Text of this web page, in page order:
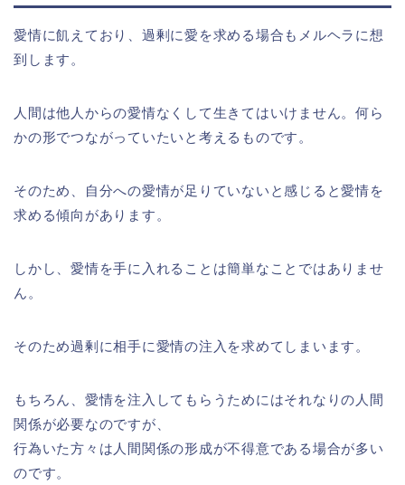
愛情に飢えており、過剰に愛を求める場合もメルヘラに想
到します。
人間は他人からの愛情なくして生きてはいけません。何ら
かの形でつながっていたいと考えるものです。
そのため、自分への愛情が足りていないと感じると愛情を
求める傾向があります。
しかし、愛情を手に入れることは簡単なことではありませ
ん。
そのため過剰に相手に愛情の注入を求めてしまいます。
もちろん、愛情を注入してもらうためにはそれなりの人間
関係が必要なのですが、
行為いた方々は人間関係の形成が不得意である場合が多い
のです。